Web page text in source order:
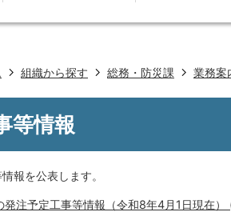
組織から探す 総務・防災課 業務案
等情報
報を公表します。
注予定工事等情報（令和8年4月1日現在）